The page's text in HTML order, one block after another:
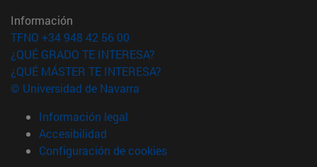
Información
TFNO +34 948 42 56 00
¿QUÉ GRADO TE INTERESA?
¿QUÉ MÁSTER TE INTERESA?
© Universidad de Navarra
Información legal
Accesibilidad
Configuración de cookies